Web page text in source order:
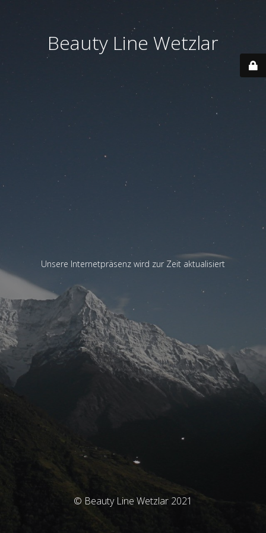
Beauty Line Wetzlar
Unsere Internetpräsenz wird zur Zeit aktualisiert
© Beauty Line Wetzlar 2021